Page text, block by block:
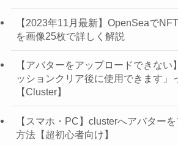
【2023年11月最新】OpenSeaで
を画像25枚で詳しく解説
【アバターをアップロードできない
ッションクリア後に使用できます」
【Cluster】
【スマホ・PC】clusterへアバター
方法【超初心者向け】